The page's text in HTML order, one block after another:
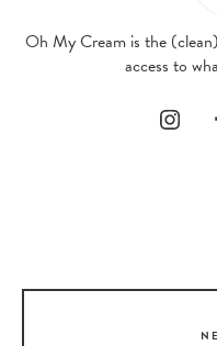
Oh My Cream is the
access to